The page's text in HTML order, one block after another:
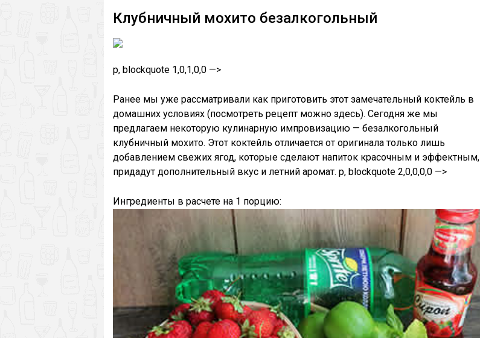
Клубничный мохито безалкогольный
p, blockquote 1,0,1,0,0 —>
Ранее мы уже рассматривали как приготовить этот замечательный коктейль в
домашних условиях (посмотреть рецепт можно здесь). Сегодня же мы
предлагаем некоторую кулинарную импровизацию — безалкогольный
клубничный мохито. Этот коктейль отличается от оригинала только лишь
добавлением свежих ягод, которые сделают напиток красочным и эффектным,
придадут дополнительный вкус и летний аромат. p, blockquote 2,0,0,0,0 —>
Ингредиенты в расчете на 1 порцию: